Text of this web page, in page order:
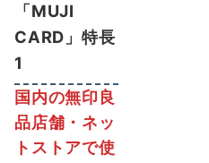
「MUJI
CARD」特長
1
国内の無印良
品店舗・ネッ
トストアで使